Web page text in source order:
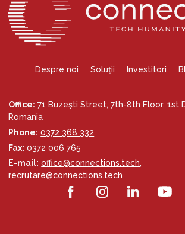
Despre noi Soluții Investitori
Office: 71 Buzești Street, 7th-8th Floor, 1st
Romania
Phone: 0372 368 332
Fax: 0372 006 765
E-mail: office@connections.tech,
recrutare@connections.tech